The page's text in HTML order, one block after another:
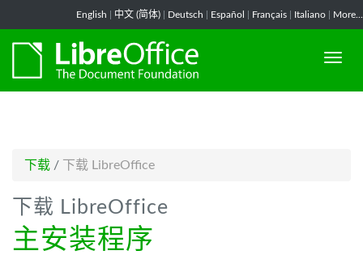
English 中文 (简体) Deutsch Español Français Italiano More...
下载 / 下载 LibreOffice
下载 LibreOffice
主安装程序